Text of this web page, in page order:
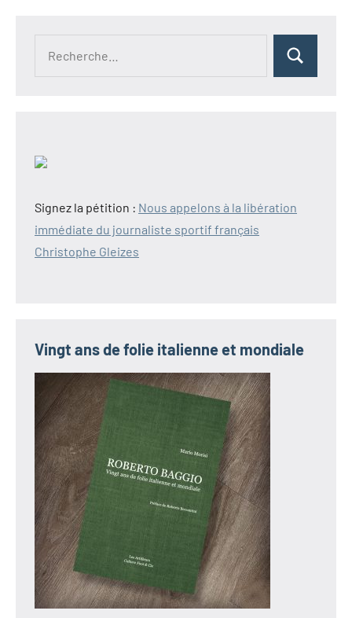
Rechercher
Signez la pétition : Nous appelons à la libération
immédiate du journaliste sportif français
Christophe Gleizes
Vingt ans de folie italienne et mondiale